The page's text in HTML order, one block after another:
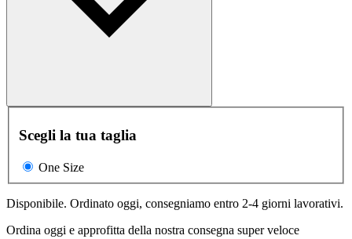
Scegli la tua taglia
One Size
Disponibile. Ordinato oggi, consegniamo entro 2-4 giorni lavorativi.
Ordina oggi e approfitta della nostra consegna super veloce